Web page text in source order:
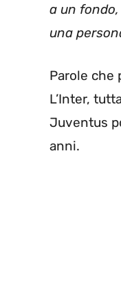
a un
una
Parole che
L’Inter,
Juventus
anni.